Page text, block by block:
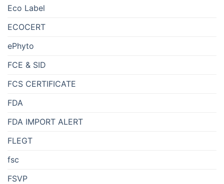
Eco Label
ECOCERT
ePhyto
FCE & SID
FCS CERTIFICATE
FDA
FDA IMPORT ALERT
FLEGT
fsc
FSVP